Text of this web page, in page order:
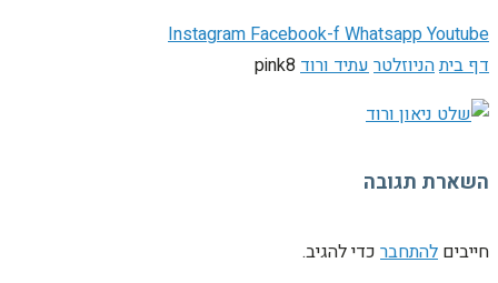
InstagramFacebook-fWhatsappYoutube
דף ביתהניוזלטרעתיד ורודpink8
השארת תגובה
חייבים להתחבר כדי להגיב.